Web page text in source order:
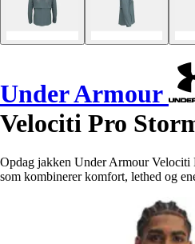
Under Armour
Velociti Pro
Opdag jakken Under Armour Velociti
som kombinerer komfort, lethed og